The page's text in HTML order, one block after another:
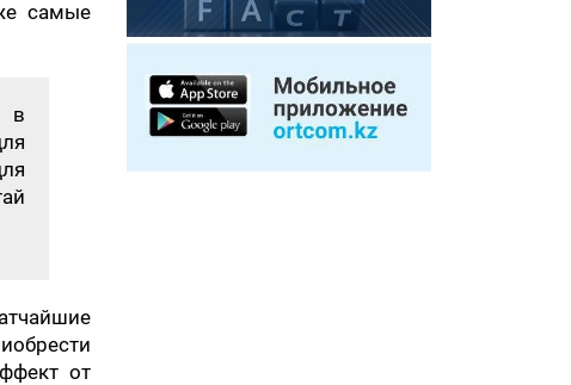
самые
в
от